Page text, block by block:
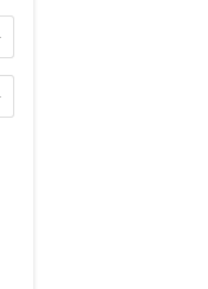
Glace handvorm tegels
Keramische hexagon tegels